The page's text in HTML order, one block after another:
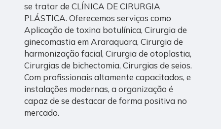
se tratar de CLÍNICA DE CIRURGIA
PLÁSTICA. Oferecemos serviços como
Aplicação de toxina botulínica, Cirurgia de
ginecomastia em Araraquara, Cirurgia de
harmonização facial, Cirurgia de otoplastia,
Cirurgias de bichectomia, Cirurgias de seios.
Com profissionais altamente capacitados, e
instalações modernas, a organização é
capaz de se destacar de forma positiva no
mercado.